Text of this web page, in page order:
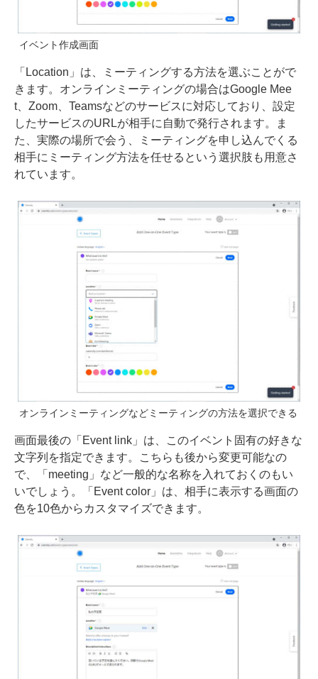
イベント作成画面
「Location」は、ミーティングする方法を選ぶことがで
きます。オンラインミーティングの場合はGoogle Mee
t、Zoom、Teamsなどのサービスに対応しており、設定
したサービスのURLが相手に自動で発行されます。ま
た、実際の場所で会う、ミーティングを申し込んでくる
相手にミーティング方法を任せるという選択肢も用意さ
れています。
オンラインミーティングなどミーティングの方法を選択できる
画面最後の「Event link」は、このイベント固有の好きな
文字列を指定できます。こちらも後から変更可能なの
で、「meeting」など一般的な名称を入れておくのもい
いでしょう。「Event color」は、相手に表示する画面の
色を10色からカスタマイズできます。